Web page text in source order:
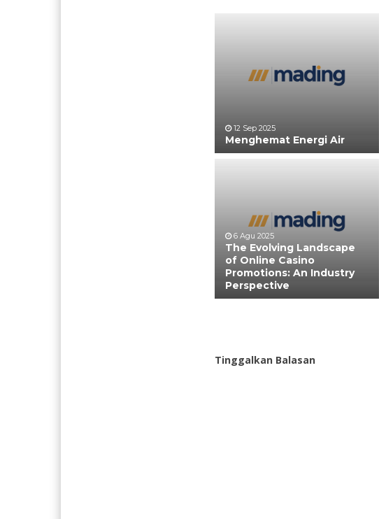
12 Sep 2025
Menghemat Energi Air
6 Agu 2025
The Evolving Landscape
of Online Casino
Promotions: An Industry
Perspective
Tinggalkan Balasan